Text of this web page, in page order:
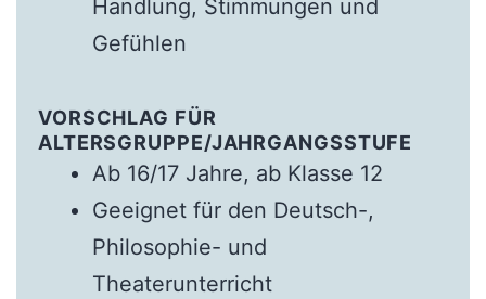
Handlung, Stimmungen und
Gefühlen
VORSCHLAG FÜR
ALTERSGRUPPE/JAHRGANGSSTUFE
Ab 16/17 Jahre, ab Klasse 12
Geeignet für den Deutsch-,
Philosophie- und
Theaterunterricht